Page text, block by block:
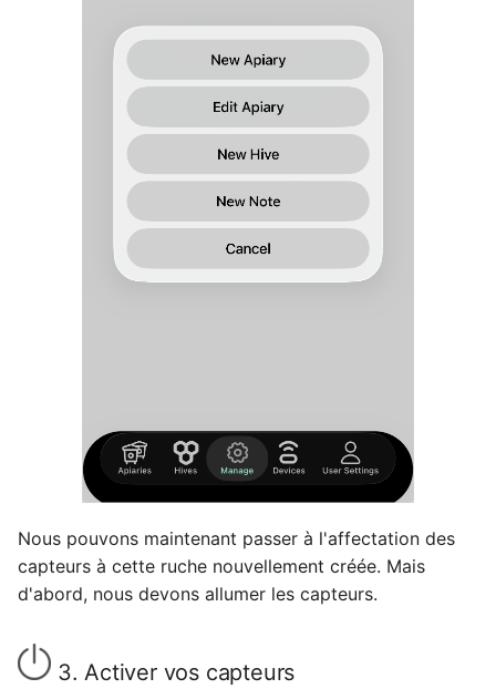
Nous pouvons maintenant passer à l'affectation des
capteurs à cette ruche nouvellement créée. Mais
d'abord, nous devons allumer les capteurs.
3. Activer vos capteurs